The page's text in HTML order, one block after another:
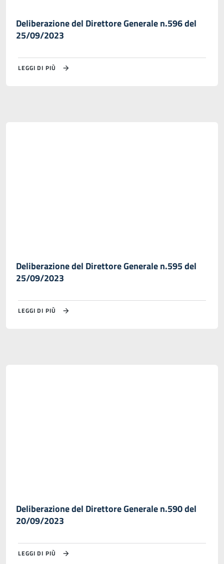
Deliberazione del Direttore Generale n.596 del
25/09/2023
LEGGI DI PIÙ
Deliberazione del Direttore Generale n.595 del
25/09/2023
LEGGI DI PIÙ
Deliberazione del Direttore Generale n.590 del
20/09/2023
LEGGI DI PIÙ